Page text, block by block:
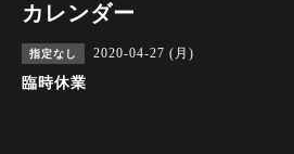
カレンダー
指定なし 2020-04-27 (月)
臨時休業